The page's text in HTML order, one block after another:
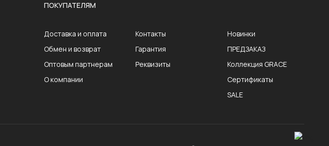
ПОКУПАТЕЛЯМ
Доставка и оплата
Обмен и возврат
Оптовым партнерам
О компании
Контакты
Гарантия
Реквизиты
Новинки
ПРЕДЗАКАЗ
Коллекция GRACE
Сертификаты
SALE